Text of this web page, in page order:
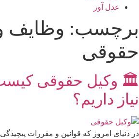
عدل آور
برچسب: وظایف
حقوقی
🏛️ وکیل حقوقی کیست
نیاز داریم؟
در دنیای امروز که قوانین و مقررات